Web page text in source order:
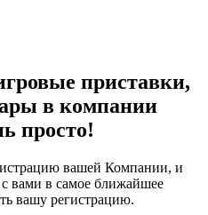
приставки,
в компании
просто!
вашей Компании, и
вами в самое ближайшее
вашу регистрацию.